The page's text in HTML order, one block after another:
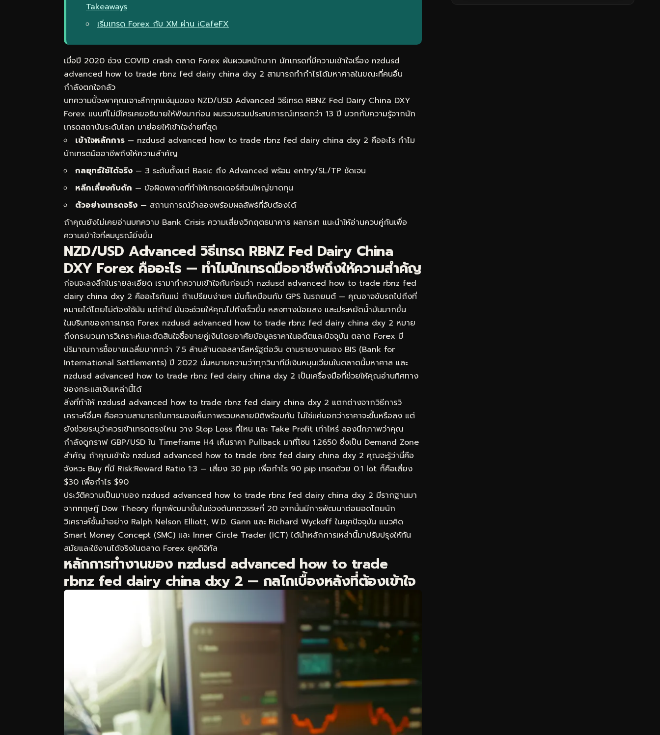
Takeaways
เริ่มเทรด Forex กับ XM ผ่าน iCafeFX
เมื่อปี 2020 ช่วง COVID crash ตลาด Forex ผันผวนหนักมาก นักเทรดที่มีความเข้าใจเรื่อง nzdusd
advanced how to trade rbnz fed dairy china dxy 2 สามารถทำกำไรได้มหาศาลในขณะที่คนอื่น
กำลังตกใจกลัว
บทความนี้จะพาคุณเจาะลึกทุกแง่มุมของ NZD/USD Advanced วิธีเทรด RBNZ Fed Dairy China DXY
Forex แบบที่ไม่มีใครเคยอธิบายให้ฟังมาก่อน ผมรวบรวมประสบการณ์เทรดกว่า 13 ปี บวกกับความรู้จากนัก
เทรดสถาบันระดับโลก มาย่อยให้เข้าใจง่ายที่สุด
เข้าใจหลักการ — nzdusd advanced how to trade rbnz fed dairy china dxy 2 คืออะไร ทำไม
นักเทรดมืออาชีพถึงให้ความสำคัญ
กลยุทธ์ใช้ได้จริง — 3 ระดับตั้งแต่ Basic ถึง Advanced พร้อม entry/SL/TP ชัดเจน
หลีกเลี่ยงกับดัก — ข้อผิดพลาดที่ทำให้เทรดเดอร์ส่วนใหญ่ขาดทุน
ตัวอย่างเทรดจริง — สถานการณ์จำลองพร้อมผลลัพธ์ที่จับต้องได้
ถ้าคุณยังไม่เคยอ่านบทความ Bank Crisis ความเสี่ยงวิกฤตธนาคาร ผลกระท แนะนำให้อ่านควบคู่กันเพื่อ
ความเข้าใจที่สมบูรณ์ยิ่งขึ้น
NZD/USD Advanced วิธีเทรด RBNZ Fed Dairy China
DXY Forex คืออะไร — ทำไมนักเทรดมืออาชีพถึงให้ความสำคัญ
ก่อนจะลงลึกในรายละเอียด เรามาทำความเข้าใจกันก่อนว่า nzdusd advanced how to trade rbnz fed
dairy china dxy 2 คืออะไรกันแน่ ถ้าเปรียบง่ายๆ มันก็เหมือนกับ GPS ในรถยนต์ — คุณอาจขับรถไปถึงที่
หมายได้โดยไม่ต้องใช้มัน แต่ถ้ามี มันจะช่วยให้คุณไปถึงเร็วขึ้น หลงทางน้อยลง และประหยัดน้ำมันมากขึ้น
ในบริบทของการเทรด Forex nzdusd advanced how to trade rbnz fed dairy china dxy 2 หมาย
ถึงกระบวนการวิเคราะห์และตัดสินใจซื้อขายคู่เงินโดยอาศัยข้อมูลราคาในอดีตและปัจจุบัน ตลาด Forex มี
ปริมาณการซื้อขายเฉลี่ยมากกว่า 7.5 ล้านล้านดอลลาร์สหรัฐต่อวัน ตามรายงานของ BIS (Bank for
International Settlements) ปี 2022 นั่นหมายความว่าทุกวินาทีมีเงินหมุนเวียนในตลาดนี้มหาศาล และ
nzdusd advanced how to trade rbnz fed dairy china dxy 2 เป็นเครื่องมือที่ช่วยให้คุณอ่านทิศทาง
ของกระแสเงินเหล่านี้ได้
สิ่งที่ทำให้ nzdusd advanced how to trade rbnz fed dairy china dxy 2 แตกต่างจากวิธีการวิ
เคราะห์อื่นๆ คือความสามารถในการมองเห็นภาพรวมหลายมิติพร้อมกัน ไม่ใช่แค่บอกว่าราคาจะขึ้นหรือลง แต่
ยังช่วยระบุว่าควรเข้าเทรดตรงไหน วาง Stop Loss ที่ไหน และ Take Profit เท่าไหร่ ลองนึกภาพว่าคุณ
กำลังดูกราฟ GBP/USD ใน Timeframe H4 เห็นราคา Pullback มาที่โซน 1.2650 ซึ่งเป็น Demand Zone
สำคัญ ถ้าคุณเข้าใจ nzdusd advanced how to trade rbnz fed dairy china dxy 2 คุณจะรู้ว่านี่คือ
จังหวะ Buy ที่มี Risk:Reward Ratio 1:3 — เสี่ยง 30 pip เพื่อกำไร 90 pip เทรดด้วย 0.1 lot ก็คือเสี่ยง
$30 เพื่อกำไร $90
ประวัติความเป็นมาของ nzdusd advanced how to trade rbnz fed dairy china dxy 2 มีรากฐานมา
จากทฤษฎี Dow Theory ที่ถูกพัฒนาขึ้นในช่วงต้นศตวรรษที่ 20 จากนั้นมีการพัฒนาต่อยอดโดยนัก
วิเคราะห์ชั้นนำอย่าง Ralph Nelson Elliott, W.D. Gann และ Richard Wyckoff ในยุคปัจจุบัน แนวคิด
Smart Money Concept (SMC) และ Inner Circle Trader (ICT) ได้นำหลักการเหล่านี้มาปรับปรุงให้ทัน
สมัยและใช้งานได้จริงในตลาด Forex ยุคดิจิทัล
หลักการทำงานของ nzdusd advanced how to trade
rbnz fed dairy china dxy 2 — กลไกเบื้องหลังที่ต้องเข้าใจ